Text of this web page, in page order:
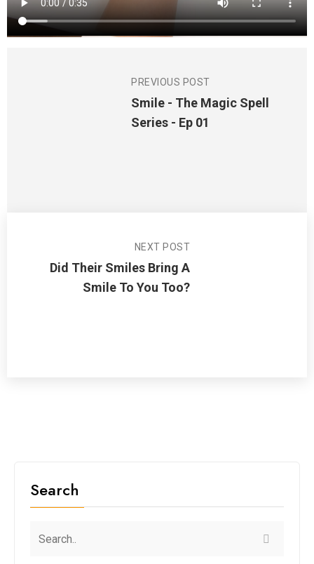
PREVIOUS POST
Smile - The Magic Spell
Series - Ep 01
NEXT POST
Did Their Smiles Bring A
Smile To You Too?
Search